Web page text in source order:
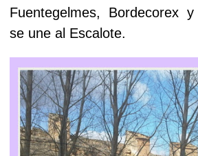
Fuentegelmes, Bordecorex
se une al Escalote.